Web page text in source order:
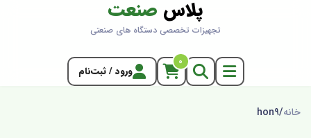
پلاس صنعت
تجهیزات تخصصی دستگاه های صنعتی
0
ورود / ثبت‌نام
خانه/
hon9